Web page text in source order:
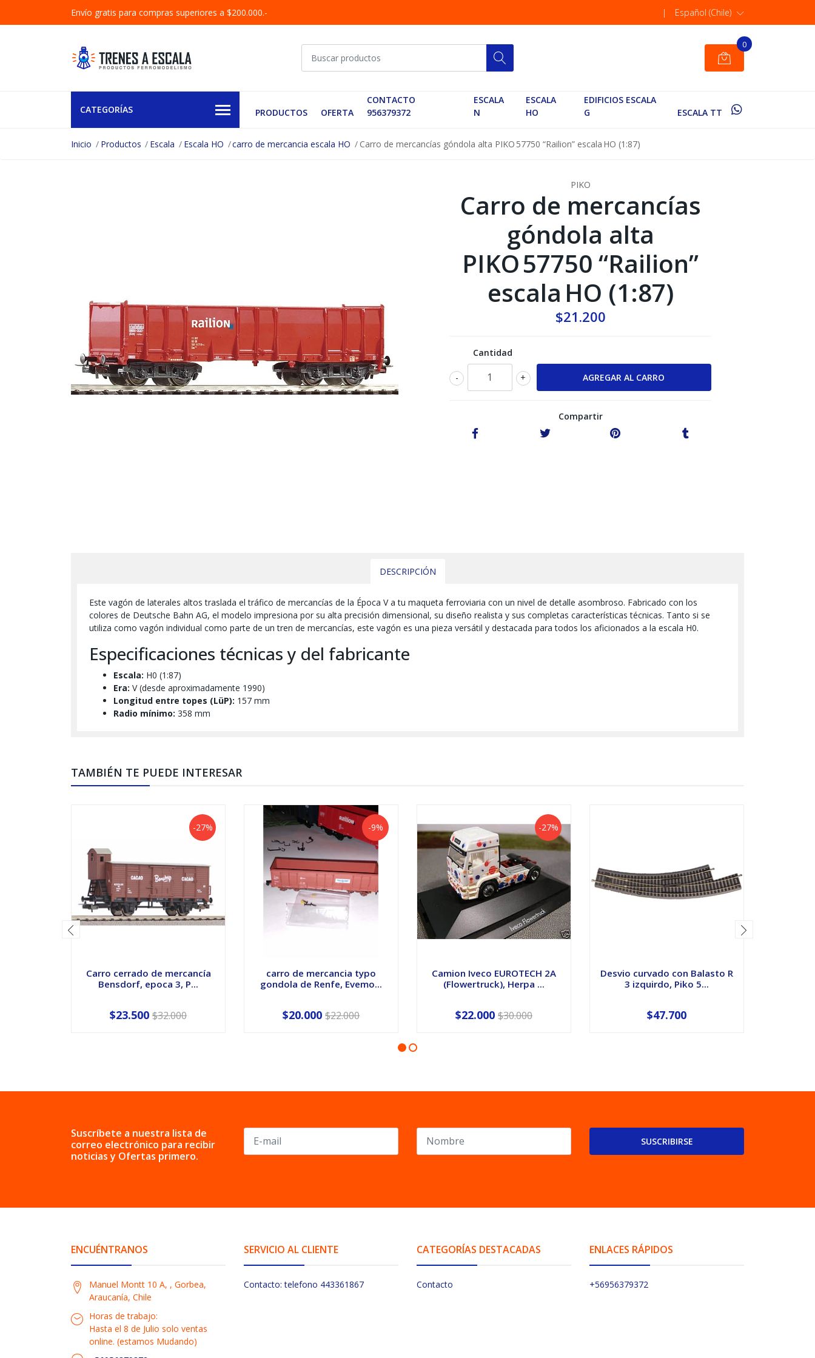
Envío gratis para compras superiores a $200.000.- | Español (Chile)
0
CATEGORÍAS PRODUCTOS OFERTA
CONTACTO
956379372
ESCALA
N
ESCALA
HO
EDIFICIOS ESCALA
G
ESCALA TT
Inicio Productos Escala Escala HO carro de mercancia escala HO Carro de mercancías góndola alta PIKO 57750 “Railion” escala HO (1:87)
PIKO
Carro de mercancías
góndola alta
PIKO 57750 “Railion”
escala HO (1:87)
$21.200
Cantidad
+
-
Compartir
DESCRIPCIÓN
Este vagón de laterales altos traslada el tráfico de mercancías de la Época V a tu maqueta ferroviaria con un nivel de detalle asombroso. Fabricado con los
colores de Deutsche Bahn AG, el modelo impresiona por su alta precisión dimensional, su diseño realista y sus completas características técnicas. Tanto si se
utiliza como vagón individual como parte de un tren de mercancías, este vagón es una pieza versátil y destacada para todos los aficionados a la escala H0.
Especificaciones técnicas y del fabricante
Escala: H0 (1:87)
Era: V (desde aproximadamente 1990)
Longitud entre topes (LüP): 157 mm
Radio mínimo: 358 mm
TAMBIÉN TE PUEDE INTERESAR
-27%
Carro cerrado de mercancía
Bensdorf, epoca 3, P...
$23.500 $32.000
-9%
carro de mercancia typo
gondola de Renfe, Evemo...
$20.000 $22.000
-27%
Camion Iveco EUROTECH 2A
(Flowertruck), Herpa ...
$22.000 $30.000
Desvio curvado con Balasto R
3 izquirdo, Piko 5...
$47.700
Suscríbete a nuestra lista de
correo electrónico para recibir
noticias y Ofertas primero.
SUSCRIBIRSE
ENCUÉNTRANOS
Manuel Montt 10 A, , Gorbea,
Araucanía, Chile
Horas de trabajo:
Hasta el 8 de Julio solo ventas
online. (estamos Mudando)
SERVICIO AL CLIENTE
Contacto: telefono 443361867
CATEGORÍAS DESTACADAS
Contacto
ENLACES RÁPIDOS
+56956379372